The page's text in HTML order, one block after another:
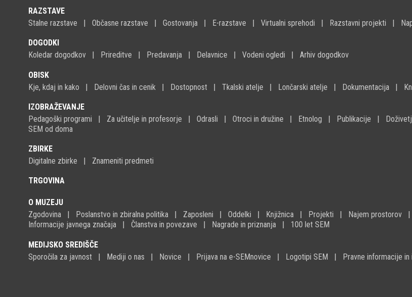
RAZSTAVE
Stalne razstave
Občasne razstave Gostovanja E-razstave Virtualni sprehodi Razstavni projekti
DOGODKI
Koledar dogodkov
Prireditve Predavanja Delavnice Vodeni ogledi Arhiv dogodkov
OBISK
Kje, kdaj in kako
Delovni čas in cenik Dostopnost Tkalski atelje Lončarski atelje Dokumentacija
IZOBRAŽEVANJE
Pedagoški programi
Za učitelje in profesorje Odrasli Otroci in družine Etnolog Publikacije
SEM od doma
ZBIRKE
Digitalne zbirke
Znameniti predmeti
TRGOVINA
O MUZEJU
Zgodovina
Poslanstvo in zbiralna politika Zaposleni Oddelki Knjižnica Projekti Najem prostorov
Informacije javnega značaja
Članstva in povezave Nagrade in priznanja 100 let SEM
MEDIJSKO SREDIŠČE
Sporočila za javnost
Mediji o nas Novice Prijava na e-SEMnovice Logotipi SEM Pravne informacije in